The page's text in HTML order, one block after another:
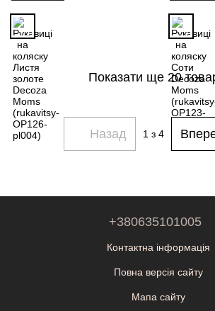
Показати ще 20
Назад 1 з 4
+380635101005
Контактна інформація
Повна версія сайту
Мапа сайту